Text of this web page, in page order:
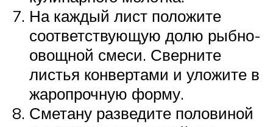
На каждый лист положите
соответствующую долю рыбно-
овощной смеси. Сверните
листья конвертами и уложите в
жаропрочную форму.
Сметану разведите половиной